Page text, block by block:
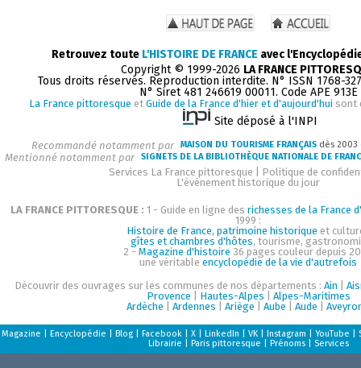
Retrouvez toute L'HISTOIRE DE FRANCE avec
Copyright © 1999-2026 LA FRANCE
Tous droits réservés. Reproduction interdite. N° ISSN 1768-
N° Siret 481 246619 00011. Code APE 913E
La France pittoresque et Guide de la France d'hier et d'aujourd'hui sont
Site déposé à l'INPI
Recommandé notamment par MAISON DU TOURISME FRANÇAIS dès
Mentionné notamment par SIGNETS DE LA BIBLIOTHÈQUE NATIONALE DE
Services La France pittoresque
Politique de
L'événement historique du jour
LA FRANCE PITTORESQUE : 1 - Guide en ligne des richesses de la France
1999 :
Histoire de France, patrimoine historique et
gîtes et chambres d'hôtes, tourisme,
2 - Magazine d'histoire 36 pages couleur depuis
une véritable encyclopédie de la vie d'autrefois
Découvrir des ouvrages sur les communes de nos départements : Ain
Provence
Hautes-Alpes
Alpes-Maritimes
Ardèche
Ardennes Ariège Aube Aude
Magazine Encyclopédie Blog| Facebook| X| LinkedIn VK| Instagram YouTube
Librairie
Paris pittoresque Prénoms| Services